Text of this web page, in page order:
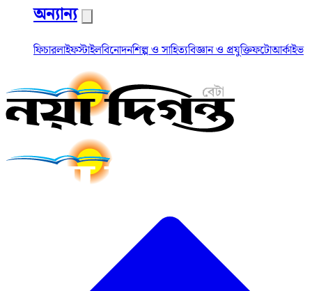
অন্যান্য
ফিচারলাইফস্টাইলবিনোদনশিল্প ও সাহিত্যবিজ্ঞান ও প্রযুক্তিফটোআর্কাইভ